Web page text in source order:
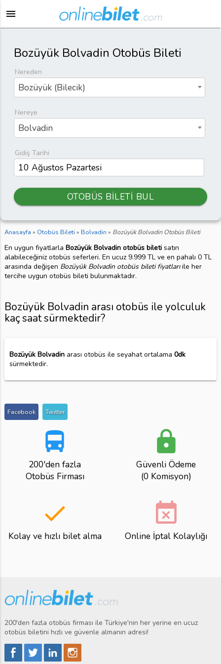
menu
Bozüyük Bolvadin Otobüs Bileti
Nereden
Bozüyük (Bilecik)
Nereye
Bolvadin
Gidiş Tarihi
OTOBÜS BİLETİ BUL
Anasayfa » Otobüs Bileti » Bolvadin » Bozüyük Bolvadin Otobüs Bileti
En uygun fiyatlarla Bozüyük Bolvadin otobüs biletisatın
alabileceğiniz otobüs seferleri. En ucuz 9.999 TL ve en pahalı 0 TL
arasında değişen Bozüyük Bolvadin otobüs bileti fiyatlarıile her
tercihe uygun otobüs bileti bulunmaktadır.
Bozüyük Bolvadin arası otobüs ile yolculuk
kaç saat sürmektedir?
Bozüyük Bolvadinarası otobüs ile seyahat ortalama 0dk
sürmektedir.
Facebook Twitter
directions_bus
200'den fazla
Otobüs Firması
lock
Güvenli Ödeme
(0 Komisyon)
done
Kolay ve hızlı bilet alma
event_busy
Online İptal Kolaylığı
200'den fazla otobüs firması ile Türkiye'nin her yerine en ucuz
otobüs biletini hızlı ve güvenle almanın adresi!